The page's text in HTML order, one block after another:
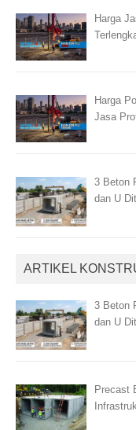
Harga
Harga
Jasa
3 Beton
dan U
ARTIKEL
3 Beton
dan U
Precast